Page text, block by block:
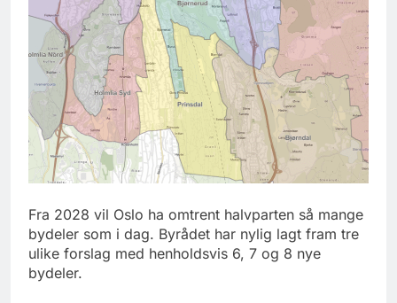
Fra 2028 vil Oslo ha omtrent halvparten så mange
bydeler som i dag. Byrådet har nylig lagt fram tre
ulike forslag med henholdsvis 6, 7 og 8 nye
bydeler.